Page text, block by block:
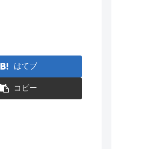
はてブ
コピー